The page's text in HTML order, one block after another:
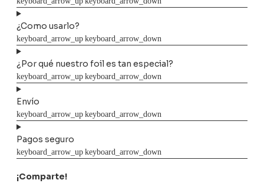
¿Como usarlo?
¿Por qué nuestro foil es tan especial?
Envío
Pagos seguro
¡Comparte!